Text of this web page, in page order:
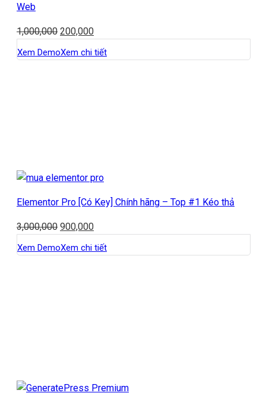
Web
1,000,000 200,000
Xem DemoXem chi tiết
Elementor Pro [Có Key] Chính hãng – Top #1 Kéo thả
3,000,000 900,000
Xem DemoXem chi tiết